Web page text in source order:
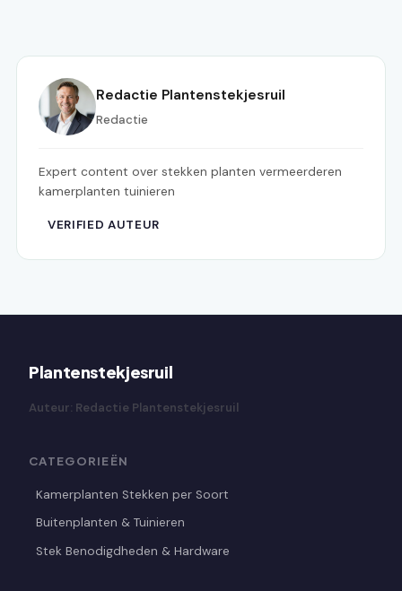
Redactie Plantenstekjesruil
Redactie
Expert content over stekken planten vermeerderen
kamerplanten tuinieren
VERIFIED AUTEUR
Plantenstekjesruil
Auteur: Redactie Plantenstekjesruil
CATEGORIEËN
Kamerplanten Stekken per Soort
Buitenplanten & Tuinieren
Stek Benodigdheden & Hardware